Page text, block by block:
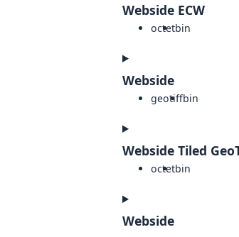
Webside ECW
octetbin
Webside
geotiffbin
Webside Tiled
octetbin
Webside